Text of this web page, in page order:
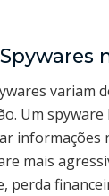
variam
Um spyware
informações
mais
perda